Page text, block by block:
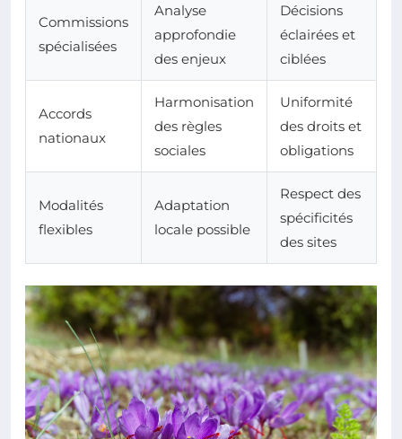
Commissions
spécialisées
Analyse
approfondie
des enjeux
Décisions
éclairées et
ciblées
Accords
nationaux
Harmonisation
des règles
sociales
Uniformité
des droits et
obligations
Modalités
flexibles
Adaptation
locale possible
Respect des
spécificités
des sites